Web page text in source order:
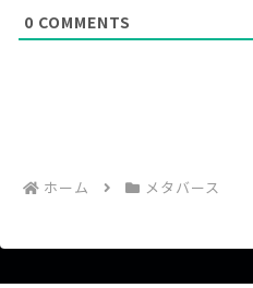
0 COMMENTS
ホーム メタバース